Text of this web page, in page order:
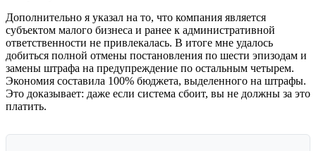
Дополнительно я указал на то, что компания является
субъектом малого бизнеса и ранее к административной
ответственности не привлекалась. В итоге мне удалось
добиться полной отмены постановления по шести эпизодам и
замены штрафа на предупреждение по остальным четырем.
Экономия составила 100% бюджета, выделенного на штрафы.
Это доказывает: даже если система сбоит, вы не должны за это
платить.